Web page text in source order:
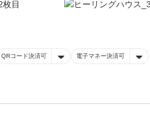
QRコード決済可 電子マネー決済可